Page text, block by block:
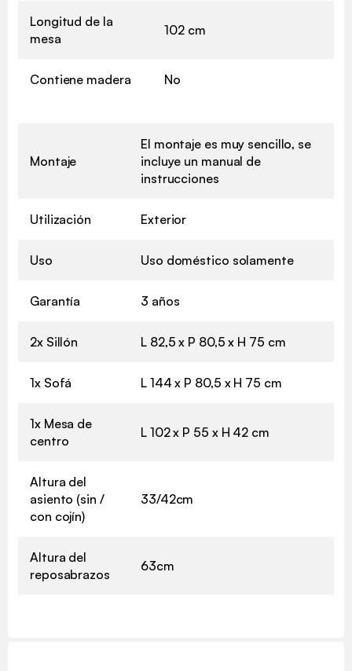
Longitud de la
mesa
102 cm
Contiene madera No
Montaje
El montaje es muy sencillo, se
incluye un manual de
instrucciones
Utilización Exterior
Uso Uso doméstico solamente
Garantía 3 años
2x Sillón L 82,5 x P 80,5 x H 75 cm
1x Sofá L 144 x P 80,5 x H 75 cm
1x Mesa de
centro
L 102 x P 55 x H 42 cm
Altura del
asiento (sin /
con cojín)
33/42cm
Altura del
reposabrazos
63cm